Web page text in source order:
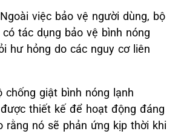
Ngoài việc bảo vệ người dùng, bộ
tác dụng bảo vệ bình nóng
hư hỏng do các nguy cơ liên
chống giật bình nóng lạnh
thiết kế để hoạt động đáng
rằng nó sẽ phản ứng kịp thời khi